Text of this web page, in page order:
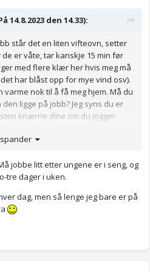
14.8.2023 den 14.33):
står det en liten vifteovn, setter
er våte, tar kanskje 15 min før
med flere klær her hvis meg må
har blåst opp for mye vind osv).
nok til å få meg hjem. Må du
ligge på jobb? Jeg syns du er
knærne dine om du jogger
dag sykle/jogge
jobbe litt etter ungene er i seng, og
tre dager i uken.
dag, men så lenge jeg bare er på